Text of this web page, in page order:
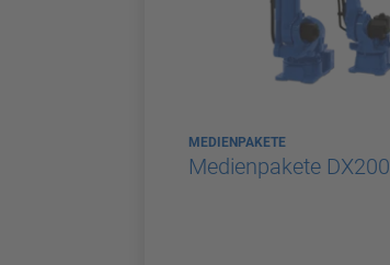
MEDIENPAKETE
Medienpakete DX200